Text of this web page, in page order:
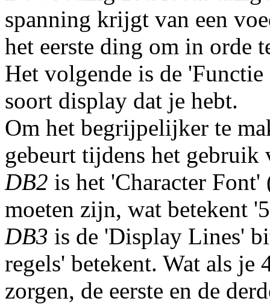
spanning krijgt van een
het eerste ding om in orde
Het volgende is de
soort display dat je hebt.
Om het begrijpelijker te
gebeurt tijdens het gebruik
DB2 is het 'Character
moeten zijn, wat betekent
DB3 is de 'Display Lines'
regels' betekent. Wat als je
zorgen, de eerste en de